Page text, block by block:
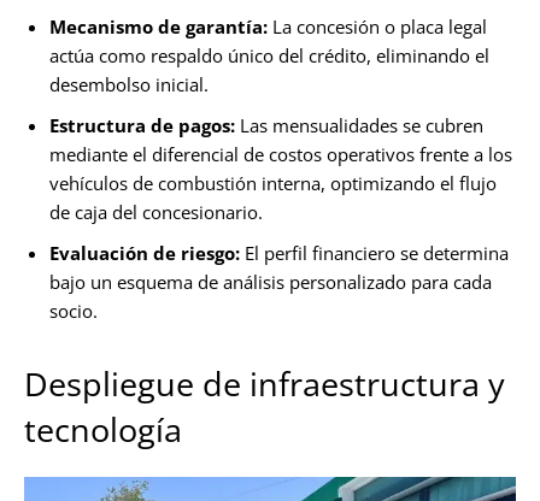
Mecanismo de garantía: La concesión o placa legal
actúa como respaldo único del crédito, eliminando el
desembolso inicial.
Estructura de pagos: Las mensualidades se cubren
mediante el diferencial de costos operativos frente a los
vehículos de combustión interna, optimizando el flujo
de caja del concesionario.
Evaluación de riesgo: El perfil financiero se determina
bajo un esquema de análisis personalizado para cada
socio.
Despliegue de infraestructura y
tecnología